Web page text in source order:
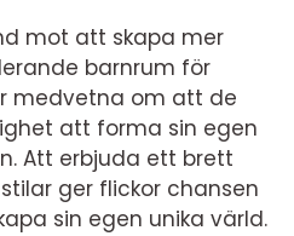
mot att skapa mer
barnrum för
medvetna om att de
att forma sin egen
Att erbjuda ett brett
ger flickor chansen
sin egen unika värld.